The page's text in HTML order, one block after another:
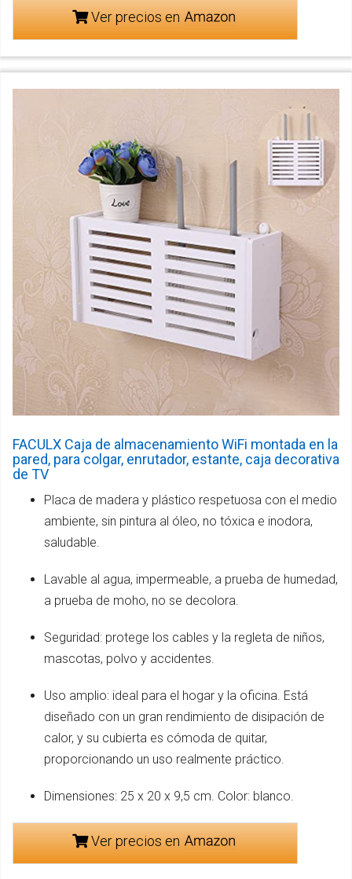
Ver precios en
FACULX Caja de almacenamiento WiFi montada en la
pared, para colgar, enrutador, estante, caja decorativa
de TV
Placa de madera y plástico respetuosa con el medio
ambiente, sin pintura al óleo, no tóxica e inodora,
saludable.
Lavable al agua, impermeable, a prueba de humedad,
a prueba de moho, no se decolora.
Seguridad: protege los cables y la regleta de niños,
mascotas, polvo y accidentes.
Uso amplio: ideal para el hogar y la oficina. Está
diseñado con un gran rendimiento de disipación de
calor, y su cubierta es cómoda de quitar,
proporcionando un uso realmente práctico.
Dimensiones: 25 x 20 x 9,5 cm. Color: blanco.
Ver precios en